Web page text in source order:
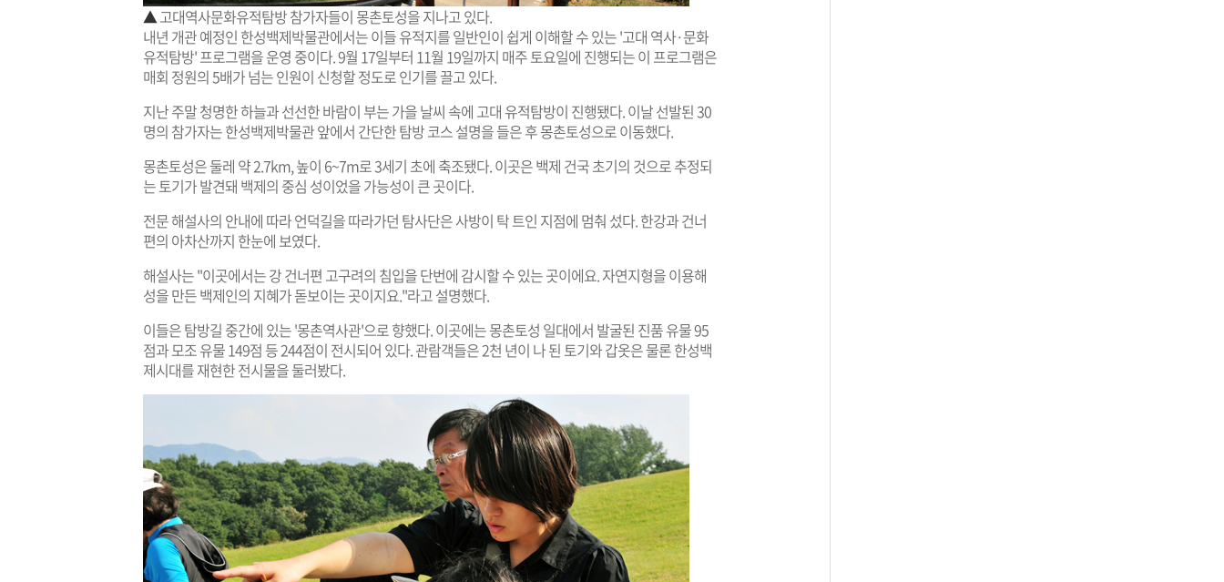
▲고대역사문화유적탐방 참가자들이 몽촌토성을 지나고 있다.
내년 개관 예정인 한성백제박물관에서는 이들 유적지를 일반인이 쉽게 이해할 수 있는 '고대 역사·문화
유적탐방' 프로그램을 운영 중이다. 9월 17일부터 11월 19일까지 매주 토요일에 진행되는 이 프로그램은
매회 정원의 5배가 넘는 인원이 신청할 정도로 인기를 끌고 있다.
지난 주말 청명한 하늘과 선선한 바람이 부는 가을 날씨 속에 고대 유적탐방이 진행됐다. 이날 선발된 30
명의 참가자는 한성백제박물관 앞에서 간단한 탐방 코스 설명을 들은 후 몽촌토성으로 이동했다.
몽촌토성은 둘레 약 2.7km, 높이 6~7m로 3세기 초에 축조됐다. 이곳은 백제 건국 초기의 것으로 추정되
는 토기가 발견돼 백제의 중심 성이었을 가능성이 큰 곳이다.
전문 해설사의 안내에 따라 언덕길을 따라가던 탐사단은 사방이 탁 트인 지점에 멈춰 섰다. 한강과 건너
편의 아차산까지 한눈에 보였다.
해설사는 "이곳에서는 강 건너편 고구려의 침입을 단번에 감시할 수 있는 곳이에요. 자연지형을 이용해
성을 만든 백제인의 지혜가 돋보이는 곳이지요."라고 설명했다.
이들은 탐방길 중간에 있는 '몽촌역사관'으로 향했다. 이곳에는 몽촌토성 일대에서 발굴된 진품 유물 95
점과 모조 유물 149점 등 244점이 전시되어 있다. 관람객들은 2천 년이 나 된 토기와 갑옷은 물론 한성백
제시대를 재현한 전시물을 둘러봤다.